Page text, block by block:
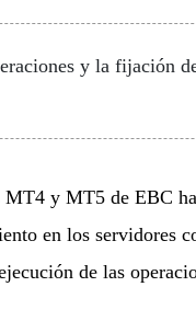
y la fijación
y MT5 de EBC
en los servidores
de las